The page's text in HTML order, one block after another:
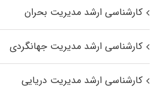
کارشناسی ارشد مدیریت بحران
کارشناسی ارشد مدیریت جهانگردی
کارشناسی ارشد مدیریت دریایی